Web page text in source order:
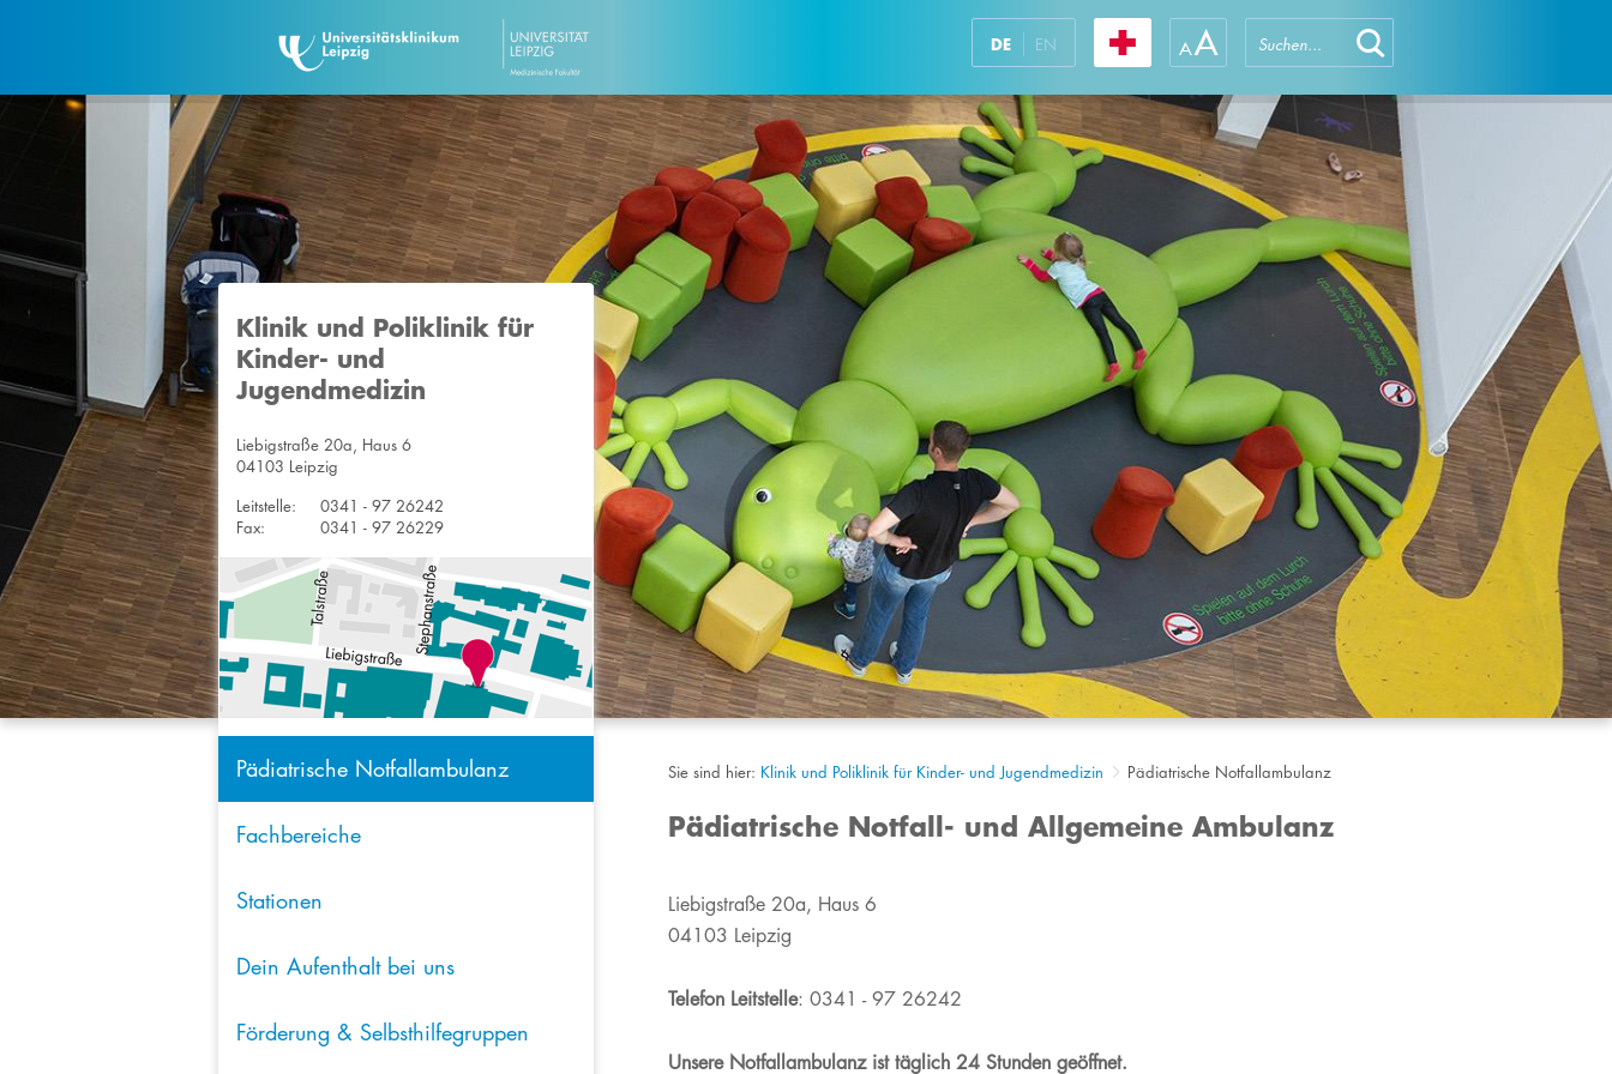
DE EN
Klinik und Poliklinik für
Kinder- und
Jugendmedizin
Liebigstraße 20a, Haus 6
04103 Leipzig
Leitstelle:
0341 - 97 26242
Fax:
0341 - 97 26229
Pädiatrische Notfallambulanz
Fachbereiche
Stationen
Dein Aufenthalt bei uns
Förderung & Selbsthilfegruppen
Sie sind hier: Klinik und Poliklinik für Kinder- und Jugendmedizin Pädiatrische Notfallambulanz
Pädiatrische Notfall- und Allgemeine Ambulanz
​​Liebigstraße 20a, Haus 6
04103 Leipzig
Telefon Leitstelle: 0341 - 97 26242
Unsere Notfallambulanz ist täglich 24 Stunden geöffnet.